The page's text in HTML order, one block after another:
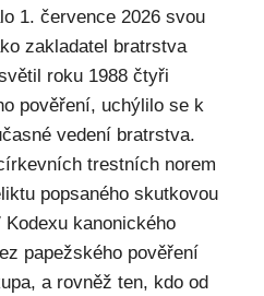
1. července 2026 svou
zakladatel bratrstva
roku 1988 čtyři
pověření, uchýlilo se k
vedení bratrstva.
trestních norem
popsaného skutkovou
Kodexu kanonického
papežského pověření
a rovněž ten, kdo od